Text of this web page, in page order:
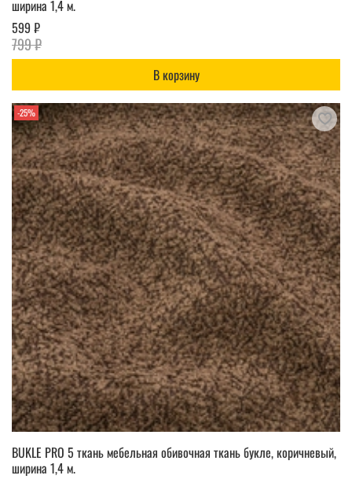
ширина 1,4 м.
599 ₽
799 ₽
В корзину
-25%
BUKLE PRO 5 ткань мебельная обивочная ткань букле, коричневый,
ширина 1,4 м.